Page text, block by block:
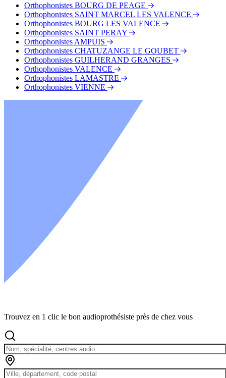
Orthophonistes BOURG DE PEAGE
Orthophonistes SAINT MARCEL LES VALENCE
Orthophonistes BOURG LES VALENCE
Orthophonistes SAINT PERAY
Orthophonistes AMPUIS
Orthophonistes CHATUZANGE LE GOUBET
Orthophonistes GUILHERAND GRANGES
Orthophonistes VALENCE
Orthophonistes LAMASTRE
Orthophonistes VIENNE
Trouvez en 1 clic le bon audioprothésiste près de chez vous